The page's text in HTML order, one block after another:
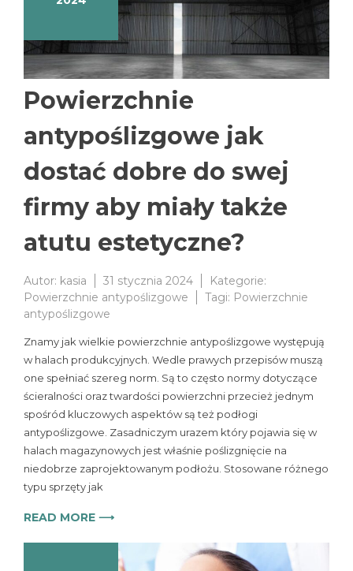
Powierzchnie
antypoślizgowe jak
dostać dobre do swej
firmy aby miały także
atutu estetyczne?
Autor: kasia 31 stycznia 2024
Kategorie:
Powierzchnie antypoślizgowe
Tagi: Powierzchnie
antypoślizgowe
Znamy jak wielkie powierzchnie antypoślizgowe występują
w halach produkcyjnych. Wedle prawych przepisów muszą
one spełniać szereg norm. Są to często normy dotyczące
ścieralności oraz twardości powierzchni przecież jednym
spośród kluczowych aspektów są też podłogi
antypoślizgowe. Zasadniczym urazem który pojawia się w
halach magazynowych jest właśnie poślizgnięcie na
niedobrze zaprojektowanym podłożu. Stosowane różnego
typu sprzęty jak
READ MORE ⟶